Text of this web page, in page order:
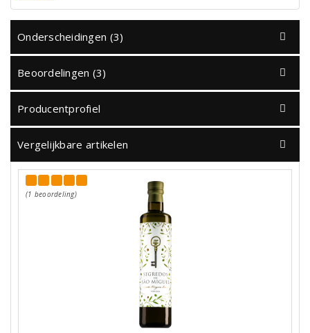
Onderscheidingen (3)
Beoordelingen (3)
Producentprofiel
Vergelijkbare artikelen
(1 beoordeling)